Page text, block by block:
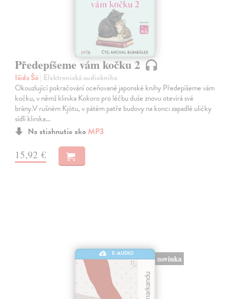
Předepíšeme vám kočku 2
Išida Šó| Elektronická audiokniha
Okouzlující pokračování oceňované japonské knihy Předepíšeme vám
kočku, v němž klinika Kokoro pro léčbu duše znovu otevírá své
brány.V rušném Kjótu, v pátém patře budovy na konci zapadlé uličky
sídlí klinika…
Na stiahnutie ako MP3
15,92 €
E-AUDIO
novinka